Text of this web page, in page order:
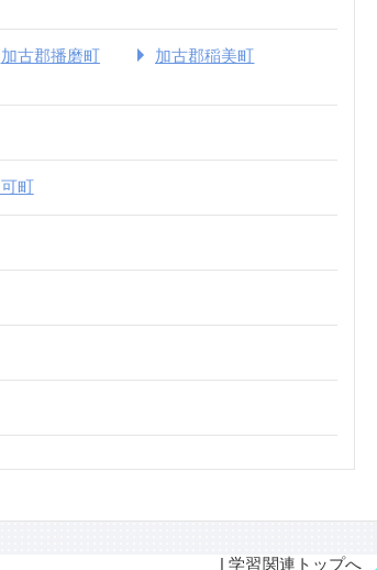
加古郡播磨町
加古郡稲美町
町
| 学習関連トップへ